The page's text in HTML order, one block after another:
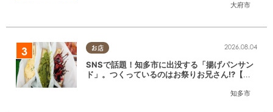
大府市
お店
知多市
2026.08.04
SNSで話題！知多市に出没する「揚げパンサン
ド」。つくっているのはお祭りお兄さん!?【ち